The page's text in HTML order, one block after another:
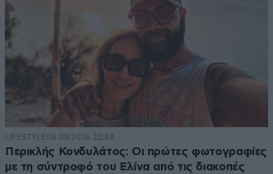
LIFESTYLE08·08·2026 22:48
Περικλής Κονδυλάτος: Οι πρώτες φωτογραφίες
με τη σύντροφό του Ελίνα από τις διακοπές